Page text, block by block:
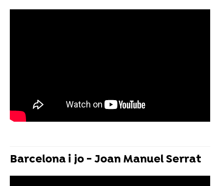
Barcelona i jo - Joan Manuel Serrat